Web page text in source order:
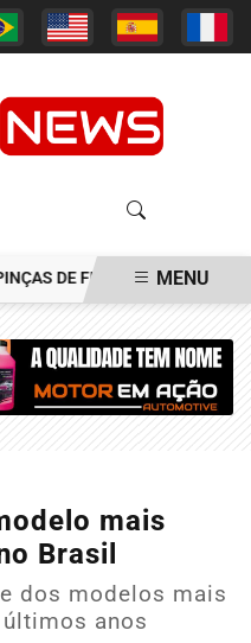
DE FREIOS JOÃO ALÉCIO
MENU
mais
Brasil
dos modelos mais
anos